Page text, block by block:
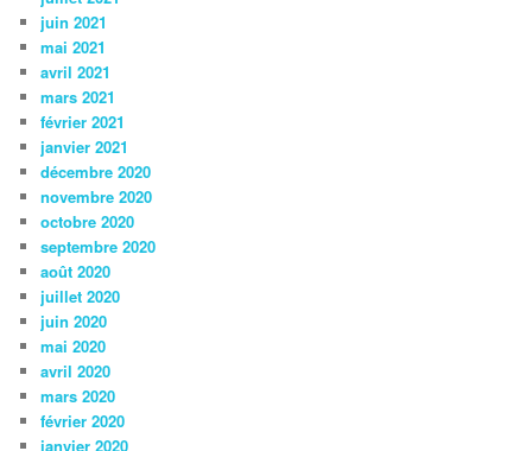
juin 2021
mai 2021
avril 2021
mars 2021
février 2021
janvier 2021
décembre 2020
novembre 2020
octobre 2020
septembre 2020
août 2020
juillet 2020
juin 2020
mai 2020
avril 2020
mars 2020
février 2020
janvier 2020